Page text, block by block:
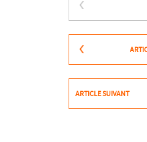
ARTICLE SUIVANT